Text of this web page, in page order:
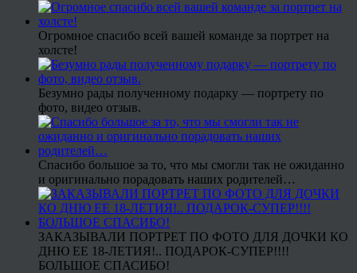
Огромное спасибо всей вашей команде за портрет на
холсте!
Безумно рады полученному подарку — портрету по
фото, видео отзыв.
Спасибо большое за то, что мы смогли так не ожиданно
и оригинально порадовать наших родителей…
ЗАКАЗЫВАЛИ ПОРТРЕТ ПО ФОТО ДЛЯ ДОЧКИ КО
ДНЮ ЕЕ 18-ЛЕТИЯ!.. ПОДАРОК-СУПЕР!!!!
БОЛЬШОЕ СПАСИБО!